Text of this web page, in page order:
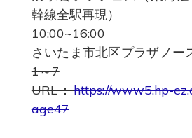
幹線全駅再現）
10:00~16:00
さいたま市北区プラザノー
1～7
URL：https://www5.hp-
age47